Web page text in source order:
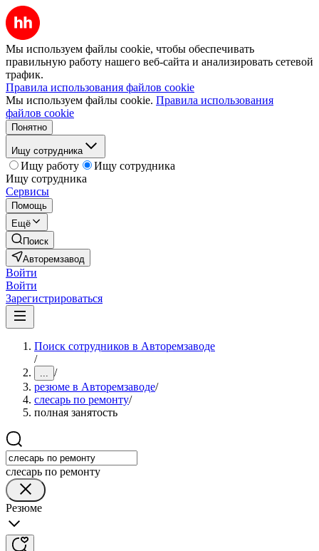
Мы используем файлы cookie, чтобы обеспечивать
правильную работу нашего веб-сайта и анализировать сетевой
трафик.
Правила использования файлов cookie
Мы используем файлы cookie. Правила использования
файлов cookie
Понятно
Ищу сотрудника
Ищу работу
Ищу сотрудника
Ищу сотрудника
Сервисы
Помощь
Ещё
Поиск
Авторемзавод
Войти
Войти
Зарегистрироваться
Поиск сотрудников в Авторемзаводе
/
... /
резюме в Авторемзаводе/
слесарь по ремонту/
полная занятость
слесарь по ремонту
Резюме